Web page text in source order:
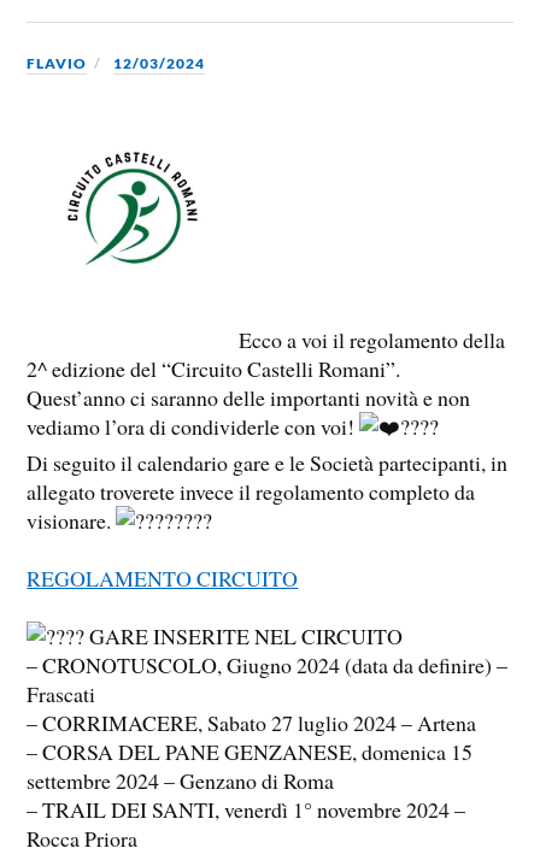
FLAVIO 12/03/2024
Ecco a voi il regolamento della
2^ edizione del “Circuito Castelli Romani”.
Quest’anno ci saranno delle importanti novità e non
vediamo l’ora di condividerle con voi!
Di seguito il calendario gare e le Società partecipanti, in
allegato troverete invece il regolamento completo da
visionare.
REGOLAMENTO CIRCUITO
GARE INSERITE NEL CIRCUITO
– CRONOTUSCOLO, Giugno 2024 (data da definire) –
Frascati
– CORRIMACERE, Sabato 27 luglio 2024 – Artena
– CORSA DEL PANE GENZANESE, domenica 15
settembre 2024 – Genzano di Roma
– TRAIL DEI SANTI, venerdì 1° novembre 2024 –
Rocca Priora